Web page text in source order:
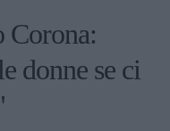
Corona:
donne se ci